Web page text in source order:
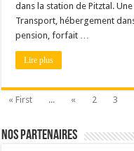
dans la station de Pitztal.
Transport, hébergement
pension, forfait …
Lire plus
« First ... « 2 3
Nos partenaires